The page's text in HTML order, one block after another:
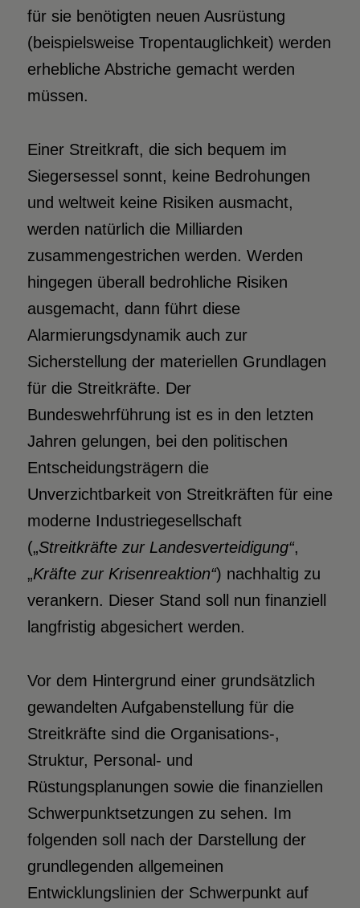
für sie benötigten neuen Ausrüstung
(beispielsweise Tropentauglichkeit) werden
erhebliche Abstriche gemacht werden
müssen.
Einer Streitkraft, die sich bequem im
Siegersessel sonnt, keine Bedrohungen
und weltweit keine Risiken ausmacht,
werden natürlich die Milliarden
zusammengestrichen werden. Werden
hingegen überall bedrohliche Risiken
ausgemacht, dann führt diese
Alarmierungsdynamik auch zur
Sicherstellung der materiellen Grundlagen
für die Streitkräfte. Der
Bundeswehrführung ist es in den letzten
Jahren gelungen, bei den politischen
Entscheidungsträgern die
Unverzichtbarkeit von Streitkräften für eine
moderne Industriegesellschaft
(„Streitkräfte zur Landesverteidigung“,
„Kräfte zur Krisenreaktion“) nachhaltig zu
verankern. Dieser Stand soll nun finanziell
langfristig abgesichert werden.
Vor dem Hintergrund einer grundsätzlich
gewandelten Aufgabenstellung für die
Streitkräfte sind die Organisations-,
Struktur, Personal- und
Rüstungsplanungen sowie die finanziellen
Schwerpunktsetzungen zu sehen. Im
folgenden soll nach der Darstellung der
grundlegenden allgemeinen
Entwicklungslinien der Schwerpunkt auf